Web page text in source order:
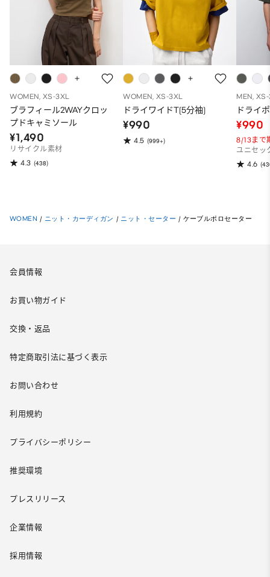
WOMEN, XS-3XL
ブラフィール2WAYクロッ
プドキャミソール
¥1,490
リサイクル素材
4.3 (438)
WOMEN, XS-3XL
ドライワイドT(5分袖)
¥990
4.5 (999+)
MEN,
ドライ
¥990
8/13まで
ユニセッ
4.6
WOMEN / ニット・カーディガン / ニット・セーター / ケーブルポロセーター
会員情報
お買い物ガイド
交換・返品
特定商取引法に基づく表示
お問い合わせ
利用規約
プライバシーポリシー
推奨環境
プレスリリース
企業情報
採用情報